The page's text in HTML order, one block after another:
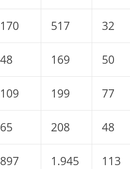
170 517 32
48 169 50
109 199 77
65 208 48
897 1.945 113